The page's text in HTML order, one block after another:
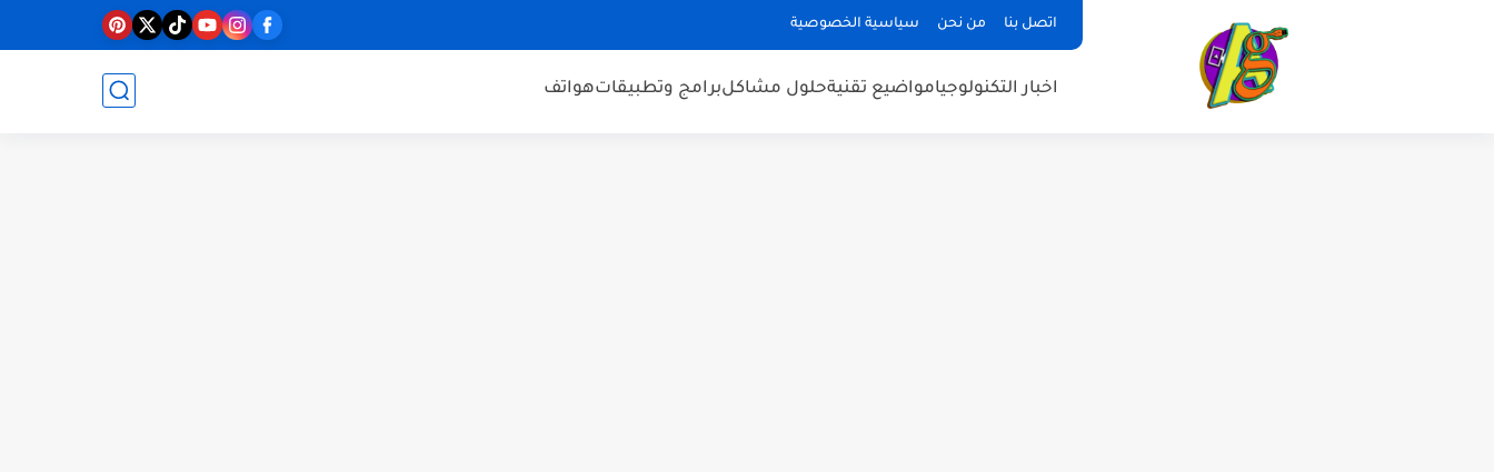
اتصل بنا من نحن سياسية الخصوصية
اخبار التكنولوجيامواضيع تقنيةحلول مشاكلبرامج وتطبيقاتهواتف